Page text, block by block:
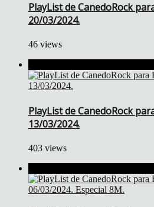
PlayList de CanedoRock
20/03/2024.
46 views
PlayList de CanedoRock
13/03/2024.
403 views